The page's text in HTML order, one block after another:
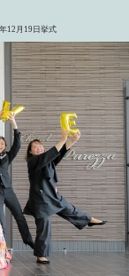
12月19日挙式